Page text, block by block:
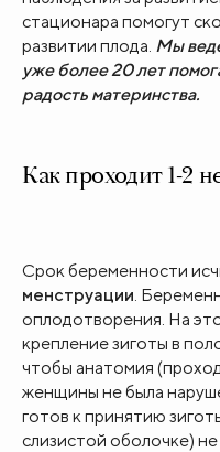
стационара помогут
развитии плода. Мы
уже более 20 лет
радость материнства.
Как проходит 1-2
Срок беременности
менструации.
оплодотворения. На
крепление зиготы в
чтобы анатомия
женщины не была
готов к принятию
слизистой оболочке)